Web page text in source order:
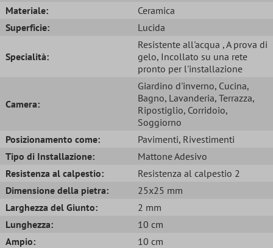
Materiale:
Ceramica
Superficie:
Lucida
Specialità:
Resistente all'acqua , A prova di
gelo, Incollato su una rete
pronto per l'installazione
Camera:
Giardino d'inverno, Cucina,
Bagno, Lavanderia, Terrazza,
Ripostiglio, Corridoio,
Soggiorno
Posizionamento come:
Pavimenti, Rivestimenti
Tipo di Installazione:
Mattone Adesivo
Resistenza al calpestio:
Resistenza al calpestio 2
Dimensione della pietra:
25x25 mm
Larghezza del Giunto:
2 mm
Lunghezza:
10 cm
Ampio:
10 cm